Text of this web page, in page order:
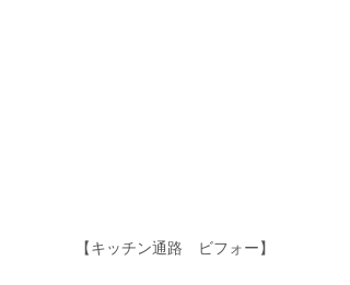
【キッチン通路　ビフォー】